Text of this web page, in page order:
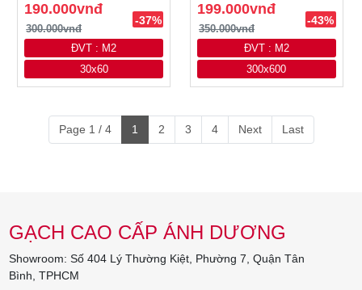
190.000vnđ
300.000vnđ
-37%
ĐVT : M2
30x60
199.000vnđ
350.000vnđ
-43%
ĐVT : M2
300x600
Page 1 / 4 1 2 3 4 Next Last
GẠCH CAO CẤP ÁNH DƯƠNG
Showroom: Số 404 Lý Thường Kiệt, Phường 7, Quận Tân
Bình, TPHCM